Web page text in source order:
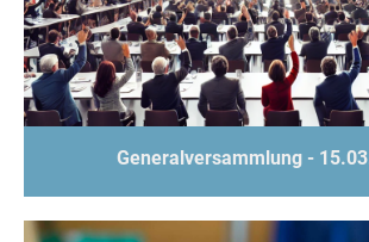
Generalversammlung -